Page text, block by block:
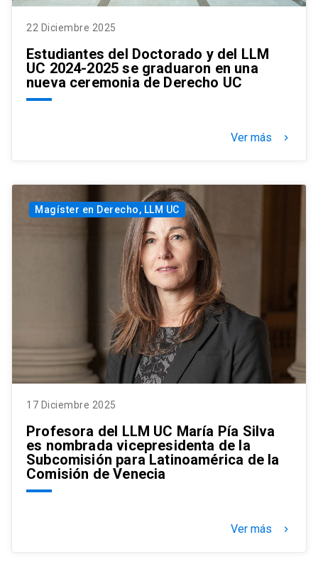
22 Diciembre 2025
Estudiantes del Doctorado y del LLM
UC 2024-2025 se graduaron en una
nueva ceremonia de Derecho UC
Ver más keyboard_arrow_right
Magíster en Derecho, LLM UC
17 Diciembre 2025
Profesora del LLM UC María Pía Silva
es nombrada vicepresidenta de la
Subcomisión para Latinoamérica de la
Comisión de Venecia
Ver más keyboard_arrow_right